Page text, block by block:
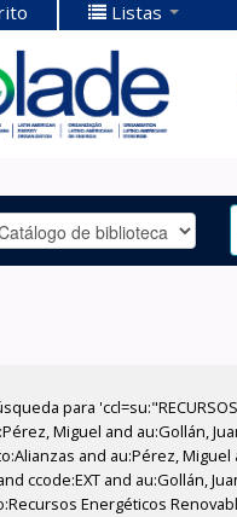
Listas
para
Miguel and au:Gollán,
and au:Pérez,
ccode:EXT and au:Gollán,
Energéticos